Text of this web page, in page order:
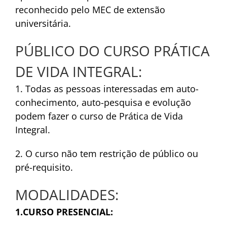
reconhecido pelo MEC de extensão
universitária.
PÚBLICO DO CURSO PRÁTICA
DE VIDA INTEGRAL:
1. Todas as pessoas interessadas em auto-
conhecimento, auto-pesquisa e evolução
podem fazer o curso de Prática de Vida
Integral.
2. O curso não tem restrição de público ou
pré-requisito.
MODALIDADES:
1.CURSO PRESENCIAL: